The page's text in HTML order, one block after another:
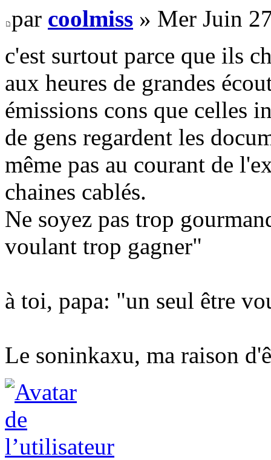
par coolmiss » Mer Juin
c'est surtout parce que ils
aux heures de grandes
émissions cons que celles
de gens regardent les
même pas au courant de
chaines cablés.
Ne soyez pas trop
voulant trop gagner"
à toi, papa: "un seul être
Le soninkaxu, ma raison